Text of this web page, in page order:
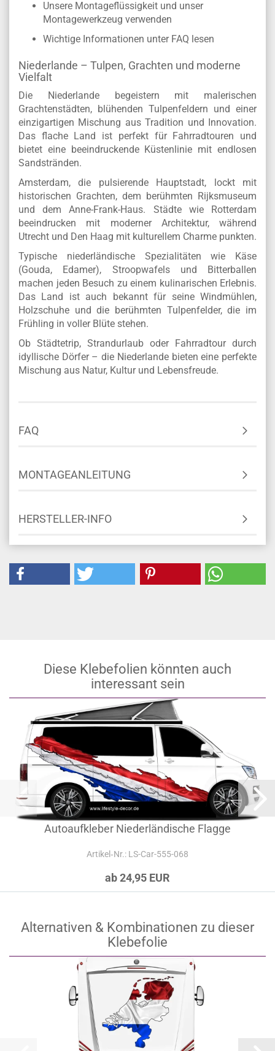
Unsere Montageflüssigkeit und unser
Montagewerkzeug verwenden
Wichtige Informationen unter FAQ lesen
Niederlande – Tulpen, Grachten und moderne
Vielfalt
Die Niederlande begeistern mit malerischen
Grachtenstädten, blühenden Tulpenfeldern und einer
einzigartigen Mischung aus Tradition und Innovation.
Das flache Land ist perfekt für Fahrradtouren und
bietet eine beeindruckende Küstenlinie mit endlosen
Sandstränden.
Amsterdam, die pulsierende Hauptstadt, lockt mit
historischen Grachten, dem berühmten Rijksmuseum
und dem Anne-Frank-Haus. Städte wie Rotterdam
beeindrucken mit moderner Architektur, während
Utrecht und Den Haag mit kulturellem Charme punkten.
Typische niederländische Spezialitäten wie Käse
(Gouda, Edamer), Stroopwafels und Bitterballen
machen jeden Besuch zu einem kulinarischen Erlebnis.
Das Land ist auch bekannt für seine Windmühlen,
Holzschuhe und die berühmten Tulpenfelder, die im
Frühling in voller Blüte stehen.
Ob Städtetrip, Strandurlaub oder Fahrradtour durch
idyllische Dörfer – die Niederlande bieten eine perfekte
Mischung aus Natur, Kultur und Lebensfreude.
FAQ
MONTAGEANLEITUNG
HERSTELLER-INFO
Diese Klebefolien könnten auch
interessant sein
Autoaufkleber Niederländische Flagge
Artikel‑Nr.: LS-Car-555-068
ab 24,95 EUR
Alternativen & Kombinationen zu dieser
Klebefolie